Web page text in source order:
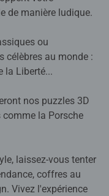
de manière ludique.
ou
célèbres au monde :
la Liberté...
nos puzzles 3D
la Porsche
laissez-vous tenter
coffres au
Vivez l'expérience